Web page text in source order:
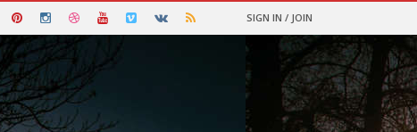
SIGN IN / JOIN